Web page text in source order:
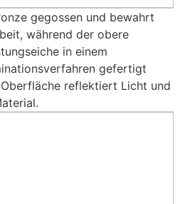
gegossen und bewahrt
während der obere
in einem
gefertigt
reflektiert Licht und